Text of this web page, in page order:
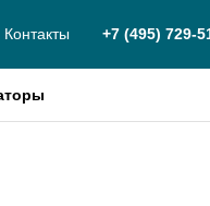
Контакты +7 (495) 729-